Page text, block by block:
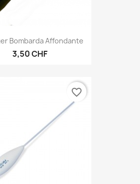
Bombarda Affondante
3,50 CHF
favorite_border